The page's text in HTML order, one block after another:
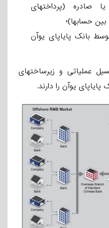
صادره (پرداختهای
بین حسابها)؛
بانک پایاپای یوآن
عملیاتی و زیرساختهای
پایاپای یوآن را دارند.